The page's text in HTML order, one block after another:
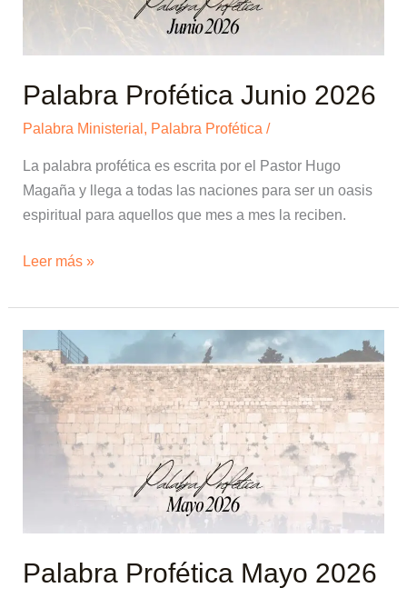
Palabra Profética Junio 2026
Palabra Ministerial , Palabra Profética /
La palabra profética es escrita por el Pastor Hugo
Magaña y llega a todas las naciones para ser un oasis
espiritual para aquellos que mes a mes la reciben.
Leer más »
Palabra Profética Mayo 2026
Palabra
Profética
Mayo
2026